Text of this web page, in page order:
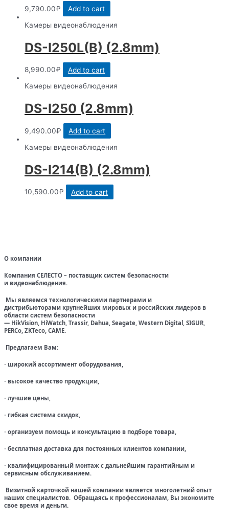
9,790.00₽
Add to cart
Камеры видеонаблюдения
DS-I250L(B) (2.8mm)
8,990.00₽
Add to cart
Камеры видеонаблюдения
DS-I250 (2.8mm)
9,490.00₽
Add to cart
Камеры видеонаблюдения
DS-I214(B) (2.8mm)
10,590.00₽ Add to cart
О компании
Компания СЕЛЕСТО – поставщик систем безопасности
и видеонаблюдения.
Мы являемся технологическими партнерами и
дистрибьюторами крупнейших мировых и российских лидеров в
области систем безопасности
— HikVision, HiWatch, Trassir, Dahua, Seagate, Western Digital, SIGUR,
PERCo, ZKTeco, CAME.
Предлагаем Вам:
· широкий ассортимент оборудования,
· высокое качество продукции,
· лучшие цены,
· гибкая система скидок,
· организуем помощь и консультацию в подборе товара,
· бесплатная доставка для постоянных клиентов компании,
· квалифицированный монтаж с дальнейшим гарантийным и
сервисным обслуживанием.
Визитной карточкой нашей компании является многолетний опыт
наших специалистов. Обращаясь к профессионалам, Вы экономите
свое время и деньги.